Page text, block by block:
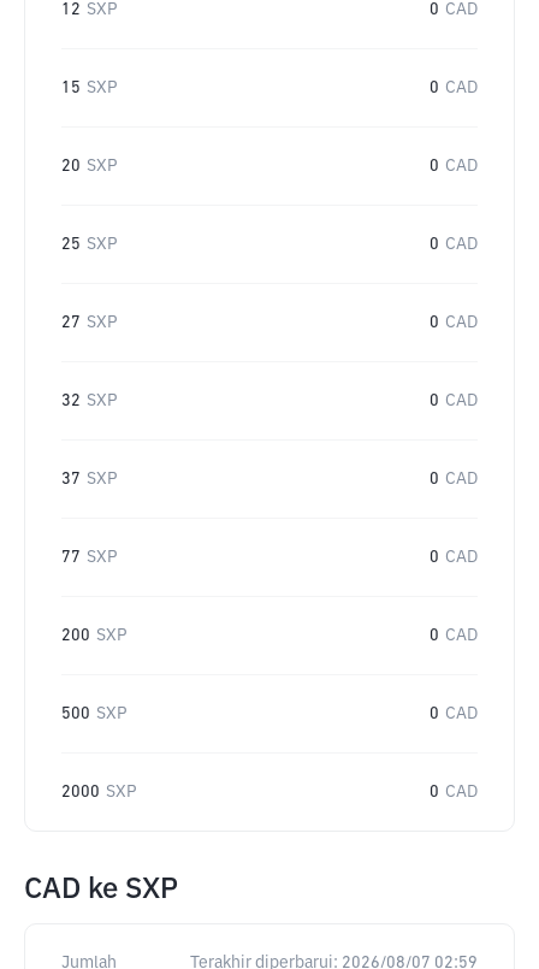
12 SXP 0 CAD
15 SXP 0 CAD
20 SXP 0 CAD
25 SXP 0 CAD
27 SXP 0 CAD
32 SXP 0 CAD
37 SXP 0 CAD
77 SXP 0 CAD
200 SXP 0 CAD
500 SXP 0 CAD
2000 SXP 0 CAD
CAD ke SXP
Jumlah Terakhir diperbarui: 2026/08/07 02:59